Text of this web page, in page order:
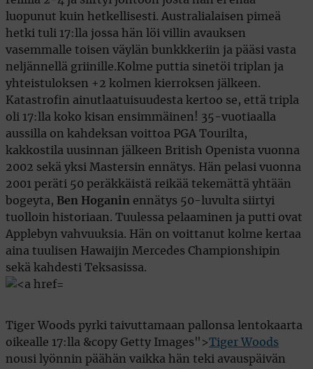
luopunut kuin hetkellisesti. Australialaisen pimeä
hetki tuli 17:lla jossa hän löi villin avauksen
vasemmalle toisen väylän bunkkkeriin ja pääsi vasta
neljännellä griinille.Kolme puttia sinetöi triplan ja
yhteistuloksen +2 kolmen kierroksen jälkeen.
Katastrofin ainutlaatuisuudesta kertoo se, että tripla
oli 17:lla koko kisan ensimmäinen! 35-vuotiaalla
aussilla on kahdeksan voittoa PGA Tourilta,
kakkostila uusinnan jälkeen British Openista vuonna
2002 sekä yksi Mastersin ennätys. Hän pelasi vuonna
2001 peräti 50 peräkkäistä reikää tekemättä yhtään
bogeyta, Ben Hoganin ennätys 50-luvulta siirtyi
tuolloin historiaan. Tuulessa pelaaminen ja putti ovat
Applebyn vahvuuksia. Hän on voittanut kolme kertaa
aina tuulisen Hawaijin Mercedes Championshipin
sekä kahdesti Teksasissa.
Tiger Woods pyrki taivuttamaan pallonsa lentokaarta
oikealle 17:lla &copy Getty Images">Tiger Woods
nousi lyönnin päähän vaikka hän teki avauspäivän